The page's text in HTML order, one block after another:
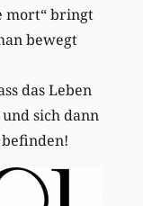
mort“ bringt
bewegt
das Leben
sich dann